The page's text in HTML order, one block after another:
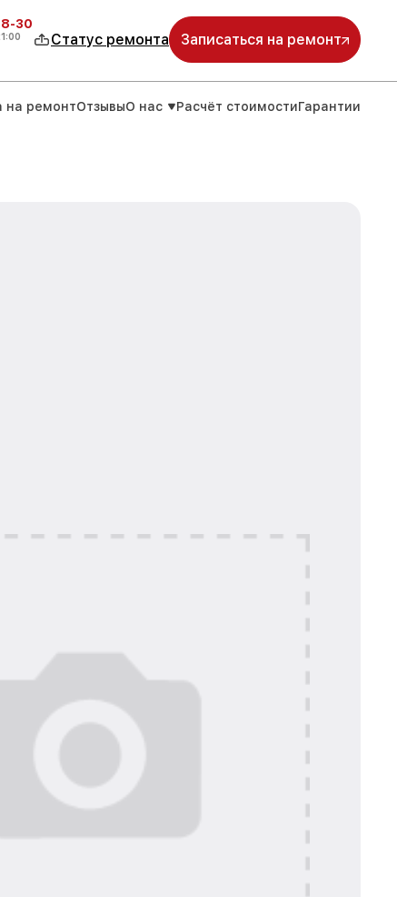
30
Статус ремонта Записаться на ремонт
на ремонтОтзывыО нас Расчёт стоимостиГарантии